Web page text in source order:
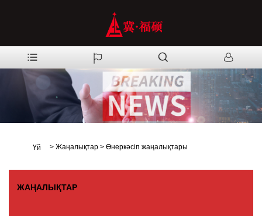
Үй > Жаңалықтар > Өнеркәсіп жаңалықтары
ЖАҢАЛЫҚТАР